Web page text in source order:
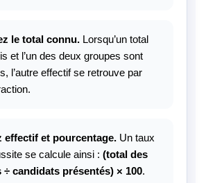
le total connu. Lorsqu’un total
et l’un des deux groupes sont
l’autre effectif se retrouve par
effectif et pourcentage. Un taux
se calcule ainsi : (total des
÷ candidats présentés) × 100.